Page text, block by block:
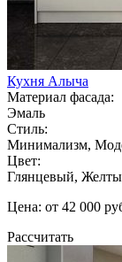
Кухня Алыча
Материал фасада:
Эмаль
Стиль:
Минимализм,
Цвет:
Глянцевый,
Цена: от 42 000
Рассчитать